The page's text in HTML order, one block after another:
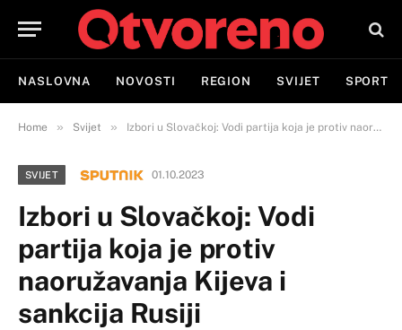
NASLOVNA NOVOSTI REGION SVIJET SPORT
Home » Svijet » Izbori u Slovačkoj: Vodi partija koja je protiv naoružavanja Kijeva i sankcija Rusiji
SVIJET 01.10.2023
Izbori u Slovačkoj: Vodi
partija koja je protiv
naoružavanja Kijeva i
sankcija Rusiji